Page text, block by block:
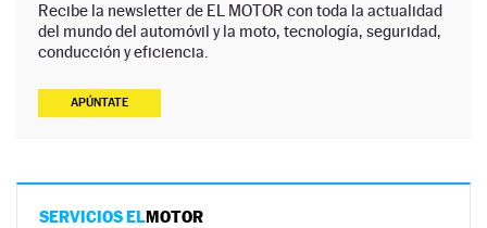
Recibe la newsletter de EL MOTOR con toda la actualidad
del mundo del automóvil y la moto, tecnología, seguridad,
conducción y eficiencia.
APÚNTATE
SERVICIOS ELMOTOR